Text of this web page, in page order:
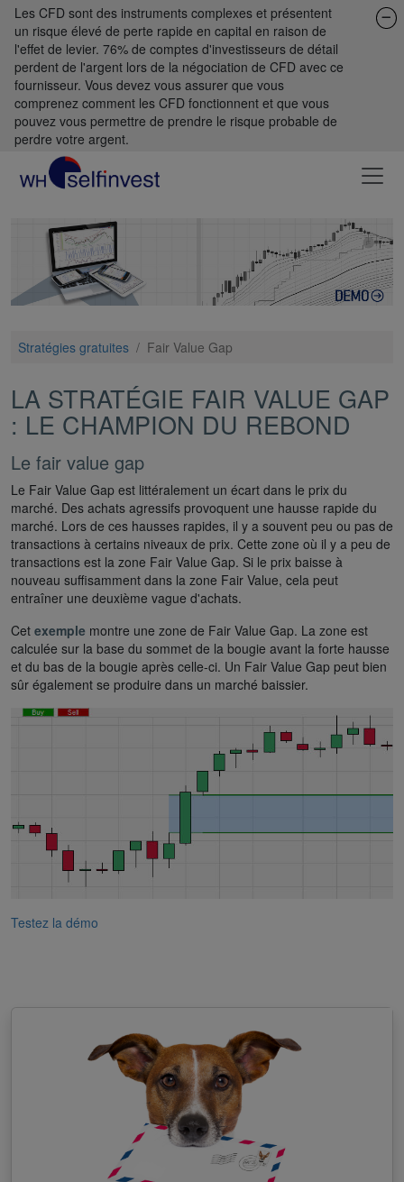
Les CFD sont des instruments complexes et présentent
un risque élevé de perte rapide en capital en raison de
l'effet de levier. 76% de comptes d'investisseurs de détail
perdent de l'argent lors de la négociation de CFD avec ce
fournisseur. Vous devez vous assurer que vous
comprenez comment les CFD fonctionnent et que vous
pouvez vous permettre de prendre le risque probable de
perdre votre argent.
Stratégies gratuites / Fair Value Gap
LA STRATÉGIE FAIR VALUE GAP
: LE CHAMPION DU REBOND
Le fair value gap
Le Fair Value Gap est littéralement un écart dans le prix du
marché. Des achats agressifs provoquent une hausse rapide du
marché. Lors de ces hausses rapides, il y a souvent peu ou pas de
transactions à certains niveaux de prix. Cette zone où il y a peu de
transactions est la zone Fair Value Gap. Si le prix baisse à
nouveau suffisamment dans la zone Fair Value, cela peut
entraîner une deuxième vague d'achats.
Cet exemple montre une zone de Fair Value Gap. La zone est
calculée sur la base du sommet de la bougie avant la forte hausse
et du bas de la bougie après celle-ci. Un Fair Value Gap peut bien
sûr également se produire dans un marché baissier.
Testez la démo